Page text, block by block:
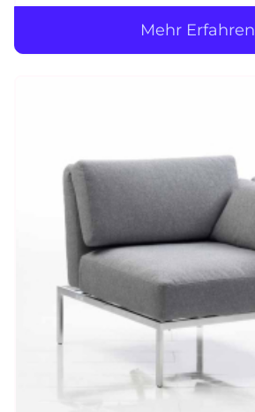
Mehr Erfahren